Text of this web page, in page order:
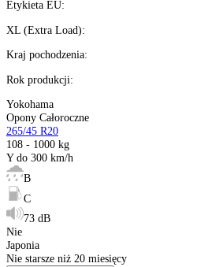
Możesz kupić na
Ilość:
dostępne
Sezon :
Rozmiar:
Indeks ładowności
Indeks prędkości
Etykieta EU
XL (Extra Load):